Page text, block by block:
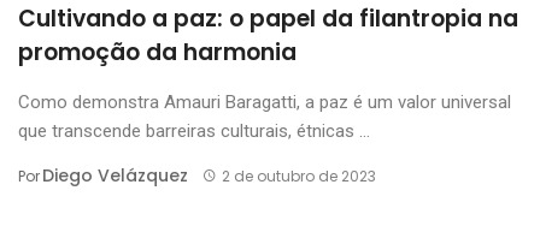
Cultivando a paz: o papel da filantropia na
promoção da harmonia
Como demonstra Amauri Baragatti, a paz é um valor universal
que transcende barreiras culturais, étnicas ...
PorDiego Velázquez 2 de outubro de 2023